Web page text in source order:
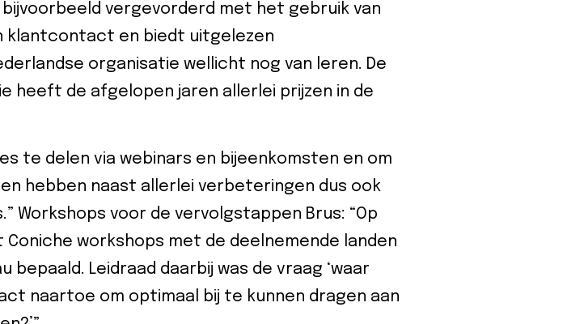
vergevorderd met het gebruik van
klantcontact en biedt uitgelezen
organisatie wellicht nog van leren. De
heeft de afgelopen jaren allerlei prijzen in de
te delen via webinars en bijeenkomsten en om
hebben naast allerlei verbeteringen dus ook
Workshops voor de vervolgstappen Brus: “Op
workshops met de deelnemende landen
Leidraad daarbij was de vraag ‘waar
naartoe om optimaal bij te kunnen dragen aan